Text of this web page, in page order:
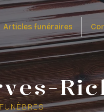
Articles funéraires